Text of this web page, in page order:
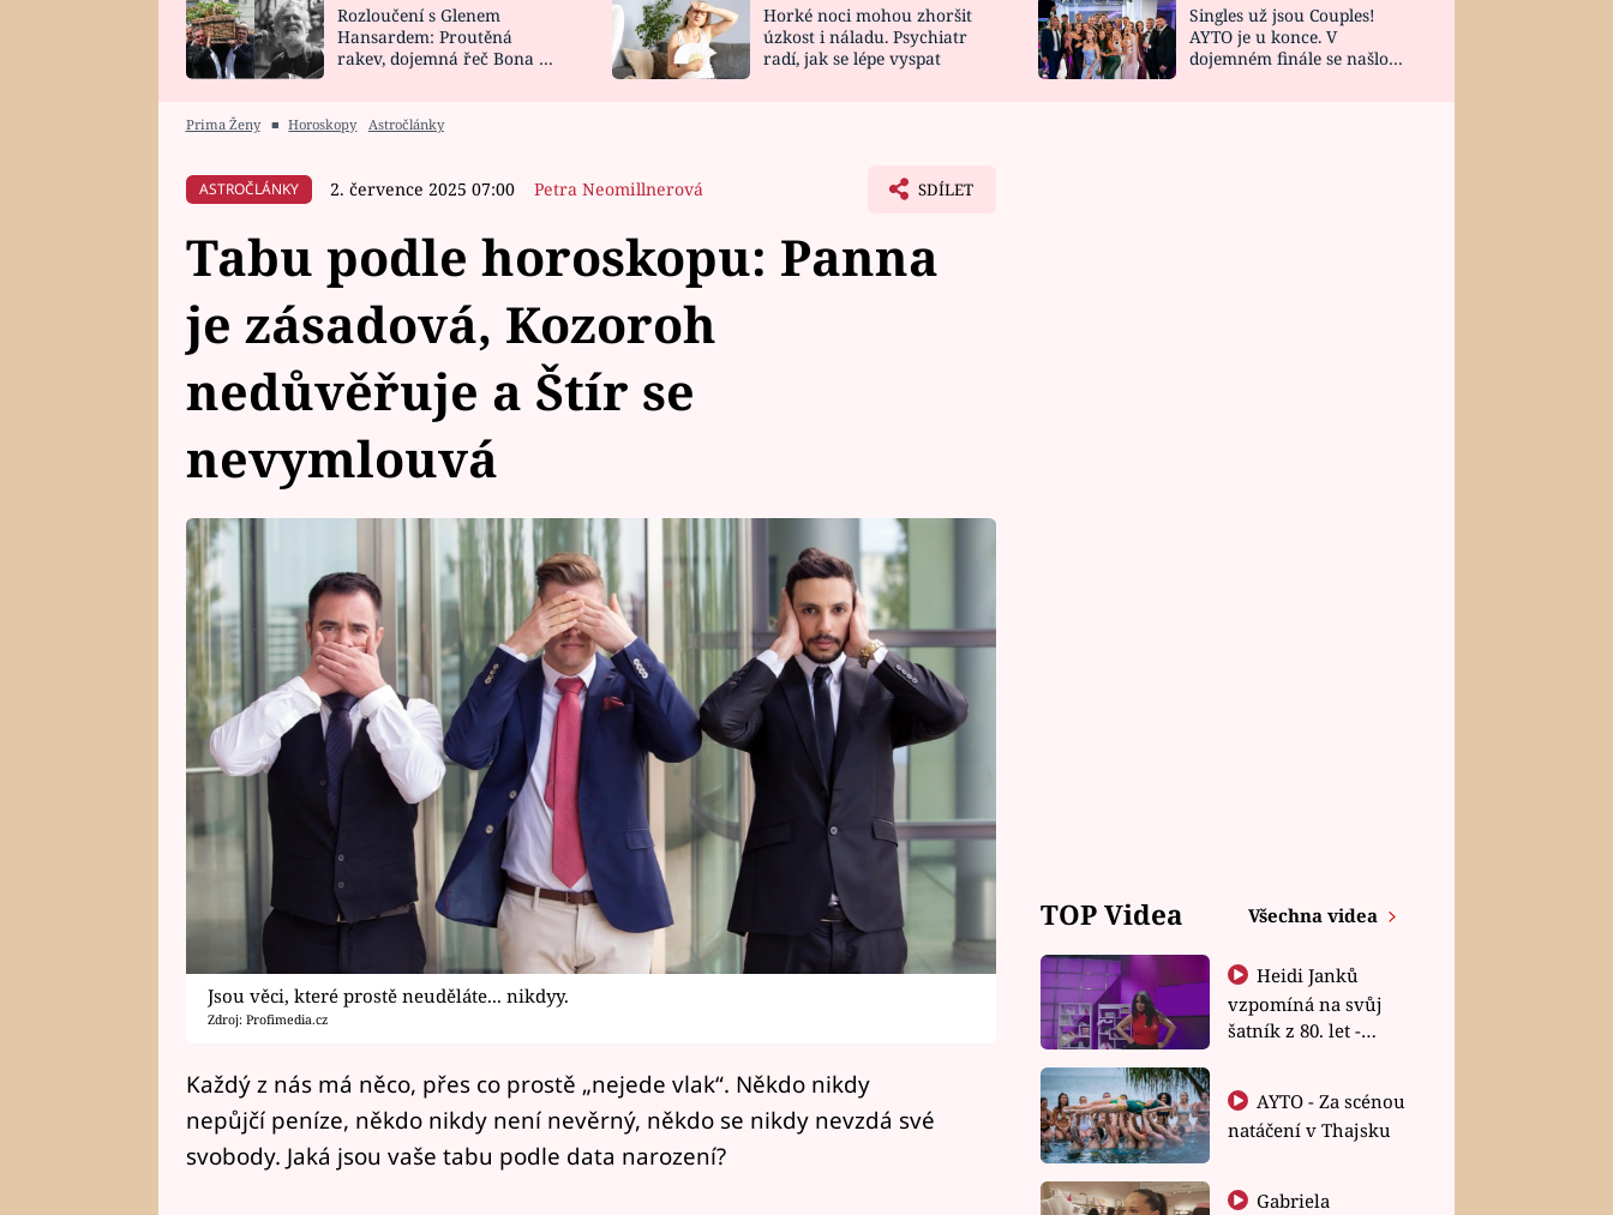
HOROSKOP NA
CELEBRITY
VAŘENÍ
NOVINKY
VIDEORECEPTY
ZAHRADA
DESIGN
Rozloučení s Glenem
Hansardem: Proutěná
rakev, dojemná řeč Bona a
Horké noci mohou zhoršit
úzkost i náladu. Psychiatr
radí, jak se lépe vyspat
Singles už jsou Couples!
AYTO je u konce. V
dojemném finále se našlo
Prima Ženy ■ Horoskopy Astročlánky
ASTROČLÁNKY 2. července 2025 07:00 Petra Neomillnerová SDÍLET
Tabu podle horoskopu: Panna
je zásadová, Kozoroh
nedůvěřuje a Štír se
nevymlouvá
Jsou věci, které prostě neuděláte... nikdyy.
Zdroj: Profimedia.cz
Každý z nás má něco, přes co prostě „nejede vlak“. Někdo nikdy
nepůjčí peníze, někdo nikdy není nevěrný, někdo se nikdy nevzdá své
svobody. Jaká jsou vaše tabu podle data narození?
TOP Videa Všechna videa
Heidi Janků
vzpomíná na svůj
šatník z 80. let -
natáčení v Thajsku
Gabriela